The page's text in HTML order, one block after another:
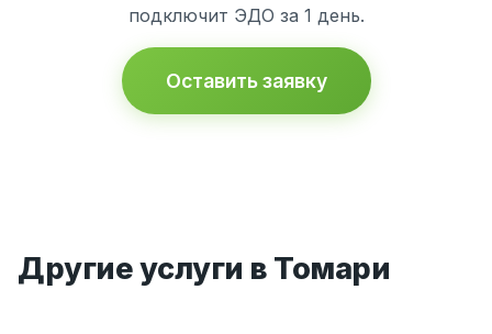
подключит ЭДО за 1 день.
Оставить заявку
Другие услуги в Томари